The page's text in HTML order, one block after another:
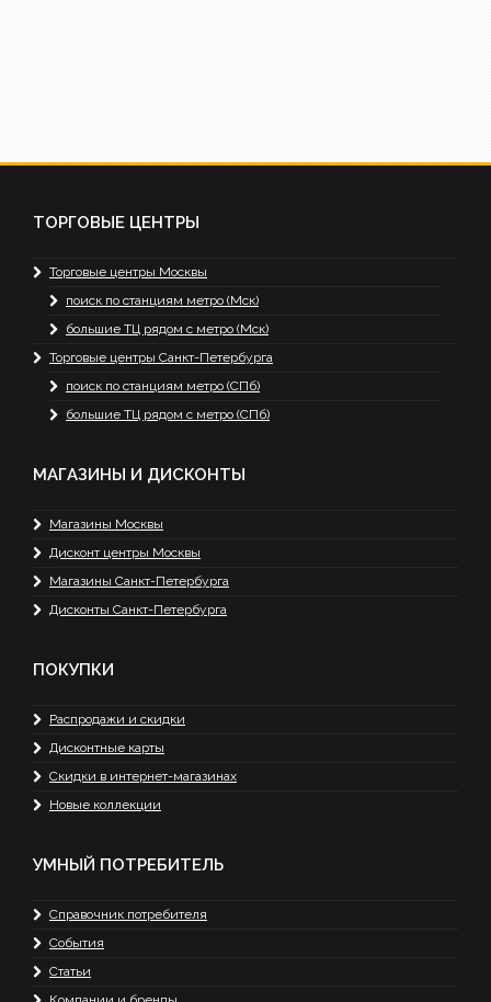
ТОРГОВЫЕ ЦЕНТРЫ
Торговые центры Москвы
поиск по станциям метро (Мск)
большие ТЦ рядом с метро (Мск)
Торговые центры Санкт-Петербурга
поиск по станциям метро (СПб)
большие ТЦ рядом с метро (СПб)
МАГАЗИНЫ И ДИСКОНТЫ
Магазины Москвы
Дисконт центры Москвы
Магазины Санкт-Петербурга
Дисконты Санкт-Петербурга
ПОКУПКИ
Распродажи и скидки
Дисконтные карты
Скидки в интернет-магазинах
Новые коллекции
УМНЫЙ ПОТРЕБИТЕЛЬ
Справочник потребителя
События
Статьи